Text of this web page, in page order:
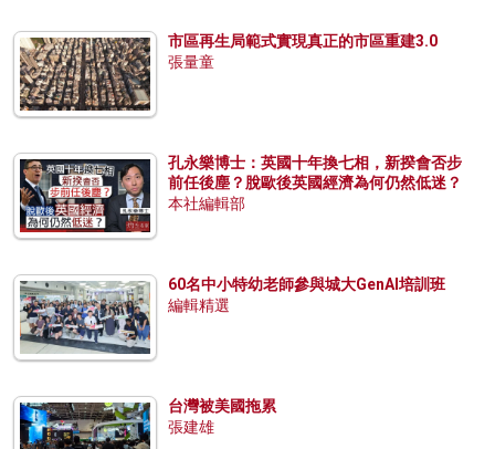
市區再生局範式實現真正的市區重建3.0
張量童
孔永樂博士：英國十年換七相，新揆會否步
前任後塵？脫歐後英國經濟為何仍然低迷？
本社編輯部
60名中小特幼老師參與城大GenAI培訓班
編輯精選
台灣被美國拖累
張建雄